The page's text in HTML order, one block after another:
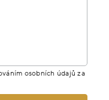
osobních údajů za